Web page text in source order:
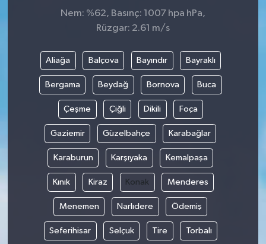
Nem: %62, Basınç: 1007 hpa hPa,
Rüzgar: 2.61 m/s
Aliağa Balçova Bayındır Bayraklı
Bergama Beydağ Bornova Buca
Çeşme Çiğli Dikili Foça
Gaziemir Güzelbahçe Karabağlar
Karaburun Karşıyaka Kemalpaşa
Kınık Kiraz Konak Menderes
Menemen Narlıdere Ödemiş
Seferihisar Selçuk Tire Torbalı
Resmi İlan
Spor
SürManşet
Teknoloji
Yaşam
KAHRAMANMARAŞ